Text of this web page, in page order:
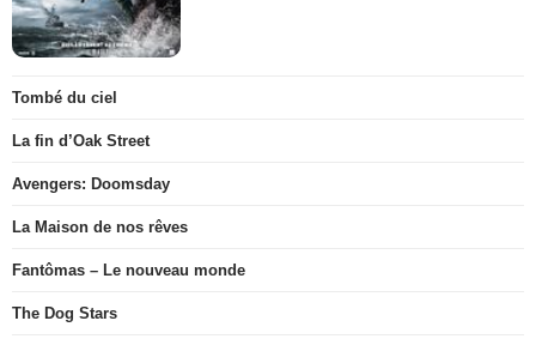
Tombé du ciel
La fin d’Oak Street
Avengers: Doomsday
La Maison de nos rêves
Fantômas – Le nouveau monde
The Dog Stars